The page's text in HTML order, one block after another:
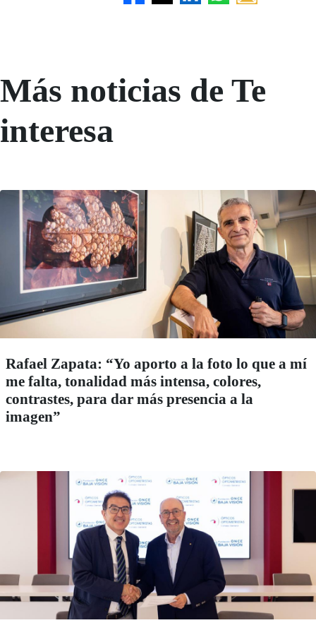
Más noticias de Te
interesa
Rafael Zapata: “Yo aporto a la foto lo que a mí
me falta, tonalidad más intensa, colores,
contrastes, para dar más presencia a la
imagen”